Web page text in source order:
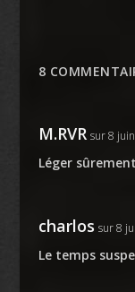
8
M.RVR sur 8
Léger
charlos sur 8
Le temps